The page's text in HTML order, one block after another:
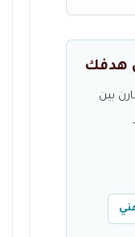
هدفك
بين